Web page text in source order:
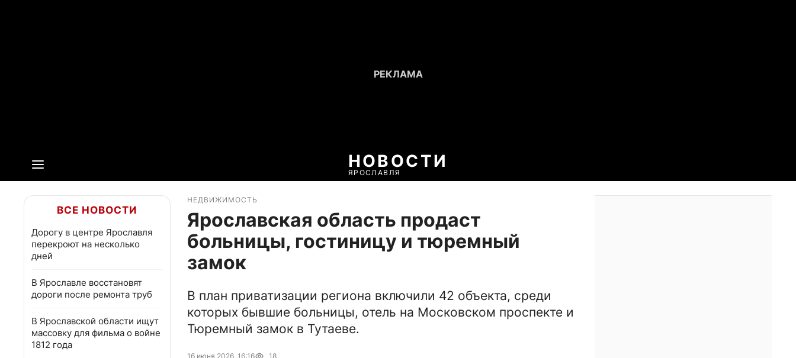
НОВОСТИ
ЯРОСЛАВЛЯ
ВСЕ НОВОСТИ
Дорогу в центре Ярославля
перекроют на несколько
дней
В Ярославле восстановят
дороги после ремонта труб
В Ярославской области ищут
массовку для фильма о войне
1812 года
НЕДВИЖИМОСТЬ
Ярославская область продаст
больницы, гостиницу и тюремный
замок
В план приватизации региона включили 42 объекта, среди
которых бывшие больницы, отель на Московском проспекте и
Тюремный замок в Тутаеве.
16 июня 2026, 16:16 18